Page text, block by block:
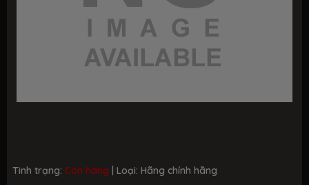
Tình trạng: Còn hàng | Loại: Hãng chính hãng